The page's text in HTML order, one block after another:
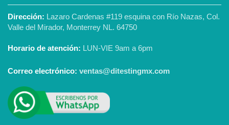
Dirección: Lazaro Cardenas #119 esquina con Río Nazas, Col.
Valle del Mirador, Monterrey NL. 64750
Horario de atención: LUN-VIE 9am a 6pm
Correo electrónico: ventas@ditestingmx.com